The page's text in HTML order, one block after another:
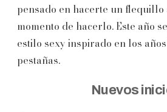
pensado en hacerte un flequillo
momento de hacerlo. Este año
estilo sexy inspirado en los
pestañas.
Nuevos